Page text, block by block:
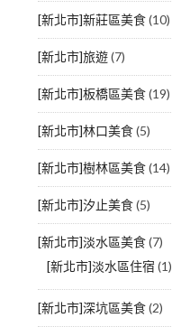
[新北市]新莊區美食(10)
[新北市]旅遊(7)
[新北市]板橋區美食(19)
[新北市]林口美食(5)
[新北市]樹林區美食(14)
[新北市]汐止美食(5)
[新北市]淡水區美食(7)
[新北市]淡水區住宿 (1)
[新北市]深坑區美食(2)